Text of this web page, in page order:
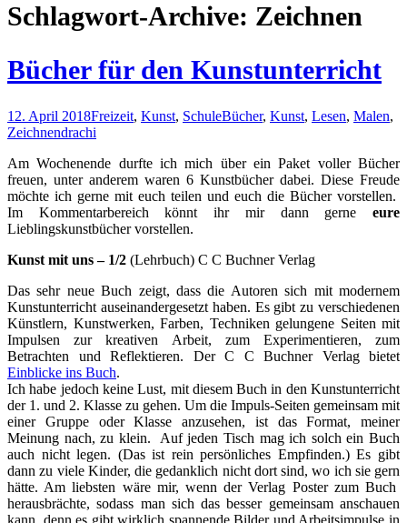
Schlagwort-Archive: Zeichnen
Bücher für den Kunstunterricht
12. April 2018Freizeit, Kunst, SchuleBücher, Kunst, Lesen, Malen,
Zeichnendrachi
Am Wochenende durfte ich mich über ein Paket voller Bücher
freuen, unter anderem waren 6 Kunstbücher dabei. Diese Freude
möchte ich gerne mit euch teilen und euch die Bücher vorstellen.
Im Kommentarbereich könnt ihr mir dann gerne eure
Lieblingskunstbücher vorstellen.
Kunst mit uns – 1/2 (Lehrbuch) C C Buchner Verlag
Das sehr neue Buch zeigt, dass die Autoren sich mit modernem
Kunstunterricht auseinandergesetzt haben. Es gibt zu verschiedenen
Künstlern, Kunstwerken, Farben, Techniken gelungene Seiten mit
Impulsen zur kreativen Arbeit, zum Experimentieren, zum
Betrachten und Reflektieren. Der C C Buchner Verlag bietet
Einblicke ins Buch.
Ich habe jedoch keine Lust, mit diesem Buch in den Kunstunterricht
der 1. und 2. Klasse zu gehen. Um die Impuls-Seiten gemeinsam mit
einer Gruppe oder Klasse anzusehen, ist das Format, meiner
Meinung nach, zu klein. Auf jeden Tisch mag ich solch ein Buch
auch nicht legen. (Das ist rein persönliches Empfinden.) Es gibt
dann zu viele Kinder, die gedanklich nicht dort sind, wo ich sie gern
hätte. Am liebsten wäre mir, wenn der Verlag Poster zum Buch
herausbrächte, sodass man sich das besser gemeinsam anschauen
kann, denn es gibt wirklich spannende Bilder und Arbeitsimpulse in